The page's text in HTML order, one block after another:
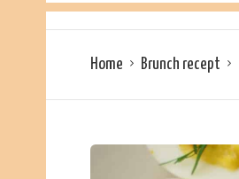
Home Brunch recept